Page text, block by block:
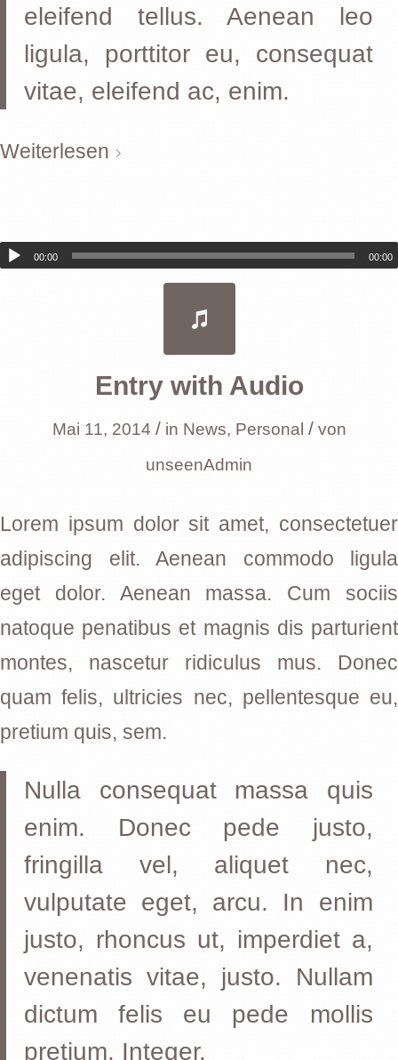
eleifend tellus. Aenean leo
ligula, porttitor eu, consequat
vitae, eleifend ac, enim.
Weiterlesen
00:00 00:00
Entry with Audio
Mai 11, 2014 / in News, Personal / von
unseenAdmin
Lorem ipsum dolor sit amet, consectetuer
adipiscing elit. Aenean commodo ligula
eget dolor. Aenean massa. Cum sociis
natoque penatibus et magnis dis parturient
montes, nascetur ridiculus mus. Donec
quam felis, ultricies nec, pellentesque eu,
pretium quis, sem.
Nulla consequat massa quis
enim. Donec pede justo,
fringilla vel, aliquet nec,
vulputate eget, arcu. In enim
justo, rhoncus ut, imperdiet a,
venenatis vitae, justo. Nullam
dictum felis eu pede mollis
pretium. Integer.